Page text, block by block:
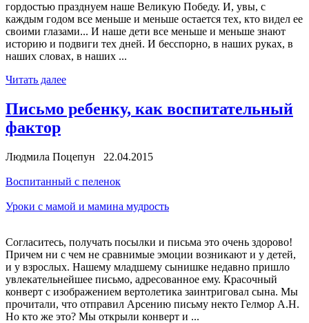
гордостью празднуем наше Великую Победу. И, увы, с
каждым годом все меньше и меньше остается тех, кто видел ее
своими глазами... И наше дети все меньше и меньше знают
историю и подвиги тех дней. И бесспорно, в наших руках, в
наших словах, в наших ...
Читать далее
Письмо ребенку, как воспитательный
фактор
Людмила Поцепун 22.04.2015
Воспитанный с пеленок
Уроки с мамой и мамина мудрость
Согласитесь, получать посылки и письма это очень здорово!
Причем ни с чем не сравнимые эмоции возникают и у детей,
и у взрослых. Нашему младшему сынишке недавно пришло
увлекательнейшее письмо, адресованное ему. Красочный
конверт с изображением вертолетика заинтриговал сына. Мы
прочитали, что отправил Арсению письму некто Гелмор А.Н.
Но кто же это? Мы открыли конверт и ...